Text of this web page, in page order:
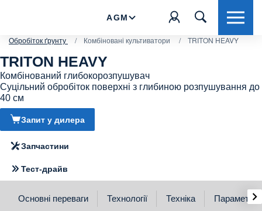
AGM
TRITON HEAVY
Обробиток всієї площі поверхні із зональним
розпушуванням на глибину до 40 см
Обробіток ґрунту / Комбіновані культиватори / TRITON HEAVY
TRITON HEAVY
Комбінований глибокорозпушувач
Суцільний обробіток поверхні з глибиною розпушування до
40 см
Запит у дилера
Запчастини
Тест-драйв
Основні переваги Технології Техніка Параметри
›